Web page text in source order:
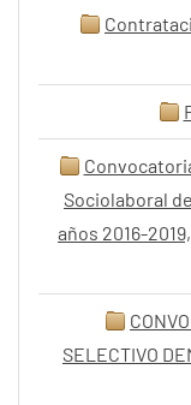
Sociolaboral
años 2016-
SELECTIVO